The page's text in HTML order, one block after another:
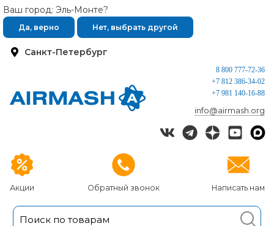
Санкт-Петербург
Ваш город: Эль-Монте?
Да, верно Нет, выбрать другой
Акции Обратный звонок Написать нам
8 800 777-72-36
+7 812 386-34-02
+7 981 140-16-88
info@airmash.org